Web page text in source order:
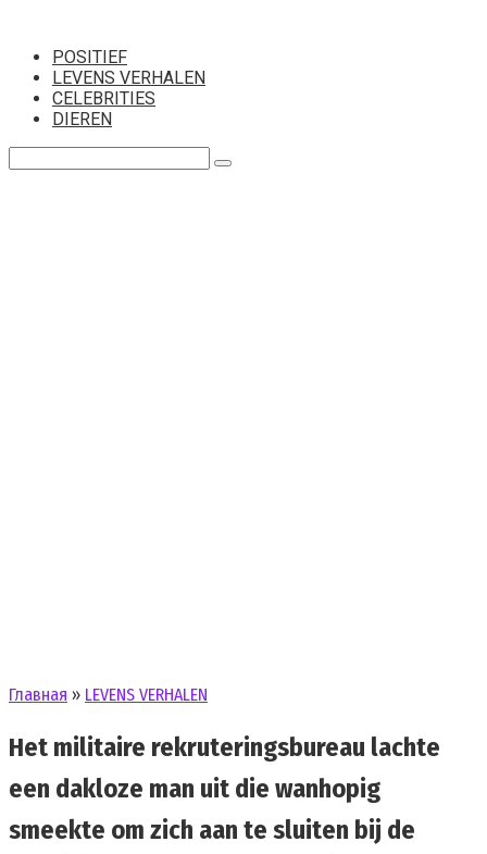
контентуPOSITIEF
LEVENS VERHALEN
CELEBRITIES
DIEREN
Главная » LEVENS VERHALEN
Het militaire rekruteringsbureau lachte
een dakloze man uit die wanhopig
smeekte om zich aan te sluiten bij de